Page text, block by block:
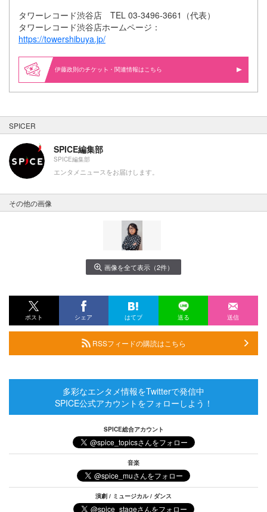
タワーレコード渋谷店 TEL 03-3496-3661（代表）
タワーレコード渋谷店ホームページ：
https://towershibuya.jp/
伊藤政則の ・関連情報はこちら
SPICER
SPICE編集部
SPICE編集部
エンタメニュースをお届けします。
その他の画像
画像を全て表示（2件）
ポスト シェア はてブ 送る 送信
RSSフィードの購読はこちら
多彩なエンタメ情報をTwitterで発信中
SPICE公式アカウントをフォローしよう！
SPICE総合アカウント
音楽
演劇 / ミュージカル / ダンス